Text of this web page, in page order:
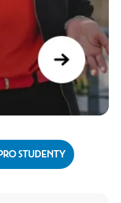
STUDENTY